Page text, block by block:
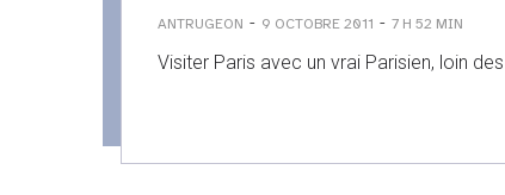
ANTRUGEON - 9 OCTOBRE 2011 - 7 H 52 MIN
Visiter Paris avec un vrai Parisien, loin